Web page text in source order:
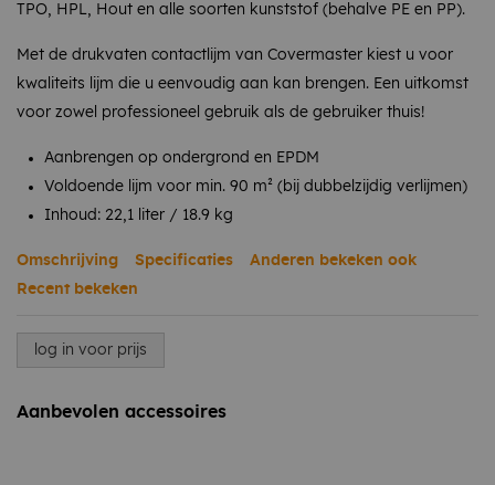
TPO, HPL, Hout en alle soorten kunststof (behalve PE en PP).
Met de drukvaten contactlijm van Covermaster kiest u voor
kwaliteits lijm die u eenvoudig aan kan brengen. Een uitkomst
voor zowel professioneel gebruik als de gebruiker thuis!
Aanbrengen op ondergrond en EPDM
Voldoende lijm voor min. 90 m² (bij dubbelzijdig verlijmen)
Inhoud: 22,1 liter / 18.9 kg
Omschrijving Specificaties
Anderen bekeken ook
Recent bekeken
log in voor prijs
Aanbevolen accessoires